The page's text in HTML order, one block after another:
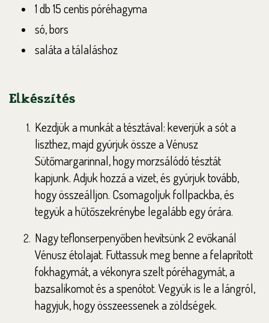
1 db 15 centis póréhagyma
só, bors
saláta a tálaláshoz
Elkészítés
Kezdjük a munkát a tésztával: keverjük a sót a
liszthez, majd gyúrjuk össze a Vénusz
Sütőmargarinnal, hogy morzsálódó tésztát
kapjunk. Adjuk hozzá a vizet, és gyúrjuk tovább,
hogy összeálljon. Csomagoljuk follpackba, és
tegyük a hűtőszekrénybe legalább egy órára.
Nagy teflonserpenyőben hevítsünk 2 evőkanál
Vénusz étolajat. Futtassuk meg benne a felaprított
fokhagymát, a vékonyra szelt póréhagymát, a
bazsalikomot és a spenótot. Vegyük is le a lángról,
hagyjuk, hogy összeessenek a zöldségek.